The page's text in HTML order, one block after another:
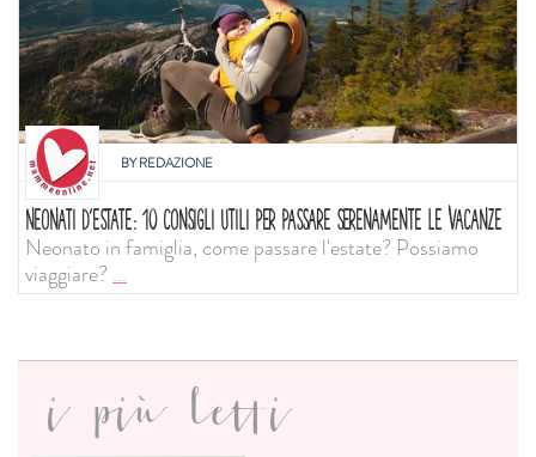
BYREDAZIONE
NEONATI D'ESTATE: 10 CONSIGLI UTILI PER PASSARE SERENAMENTE LE VACANZE
Neonato in famiglia, come passare l'estate? Possiamo
viaggiare?...
i più letti